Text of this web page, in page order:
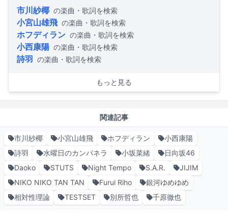
市川紗椰 の楽曲・歌詞を検索
小宮山雄飛 の楽曲・歌詞を検索
ホフディラン の楽曲・歌詞を検索
小西康陽 の楽曲・歌詞を検索
詩羽 の楽曲・歌詞を検索
もっと見る
関連記事
市川紗椰 小宮山雄飛 ホフディラン
小西康陽
詩羽
水曜日のカンパネラ 小坂菜緒
日向坂46
Daoko
STUTS Night Tempo S.A.R.
JIJIM
NIKO NIKO TAN TAN
Furui Riho
銀河ゆめゆめ
相対性理論
TESTSET 別所哲也 千原徹也